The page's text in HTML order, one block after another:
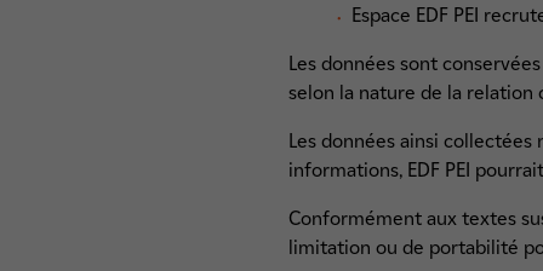
Espace EDF PEI
Les données sont
selon la nature de la relation
Les données ainsi
informations, EDF PEI
Conformément aux textes
limitation ou de portabilité